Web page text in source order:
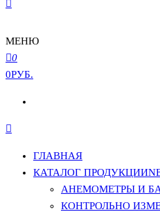
МЕНЮ
0
0РУБ.
ГЛАВНАЯ
КАТАЛОГ ПРОДУКЦИИ
АНЕМОМЕТРЫ И
КОНТРОЛЬНО